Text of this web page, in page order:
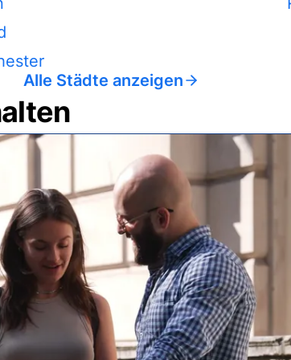
Alle Städte anzeigen